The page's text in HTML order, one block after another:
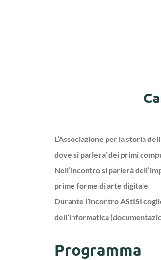
L’Associazione per la storia
dove si parlera’ dei primi
Nell’incontro si parlerà
prime forme di arte digitale
Durante l’incontro AStISI
dell’informatica
Programma